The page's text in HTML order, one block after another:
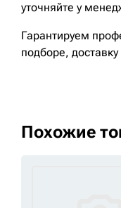
уточняйте у
Гарантируем
подборе,
Похожие